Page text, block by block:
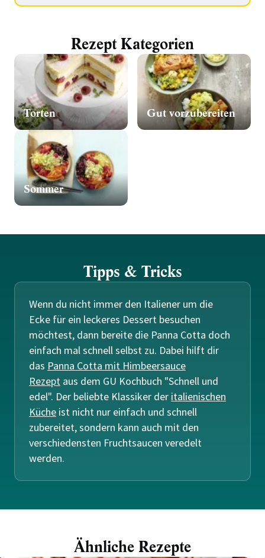
Rezept Kategorien
Torten
Sommer
Gut vorzubereiten
Tipps & Tricks
Wenn du nicht immer den Italiener um die
Ecke für ein leckeres Dessert besuchen
möchtest, dann bereite die Panna Cotta doch
einfach mal schnell selbst zu. Dabei hilft dir
das Panna Cotta mit Himbeersauce
Rezept aus dem GU Kochbuch "Schnell und
edel". Der beliebte Klassiker der italienischen
Küche ist nicht nur einfach und schnell
zubereitet, sondern kann auch mit den
verschiedensten Fruchtsaucen veredelt
werden.
Ähnliche Rezepte